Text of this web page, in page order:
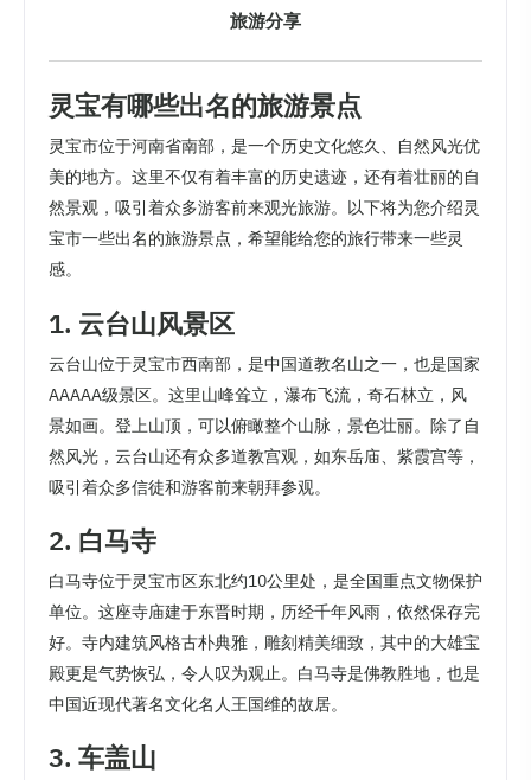
旅游分享
灵宝有哪些出名的旅游景点
灵宝市位于河南省南部，是一个历史文化悠久、自然风光优
美的地方。这里不仅有着丰富的历史遗迹，还有着壮丽的自
然景观，吸引着众多游客前来观光旅游。以下将为您介绍灵
宝市一些出名的旅游景点，希望能给您的旅行带来一些灵
感。
1. 云台山风景区
云台山位于灵宝市西南部，是中国道教名山之一，也是国家
AAAAA级景区。这里山峰耸立，瀑布飞流，奇石林立，风
景如画。登上山顶，可以俯瞰整个山脉，景色壮丽。除了自
然风光，云台山还有众多道教宫观，如东岳庙、紫霞宫等，
吸引着众多信徒和游客前来朝拜参观。
2. 白马寺
白马寺位于灵宝市区东北约10公里处，是全国重点文物保护
单位。这座寺庙建于东晋时期，历经千年风雨，依然保存完
好。寺内建筑风格古朴典雅，雕刻精美细致，其中的大雄宝
殿更是气势恢弘，令人叹为观止。白马寺是佛教胜地，也是
中国近现代著名文化名人王国维的故居。
3. 车盖山